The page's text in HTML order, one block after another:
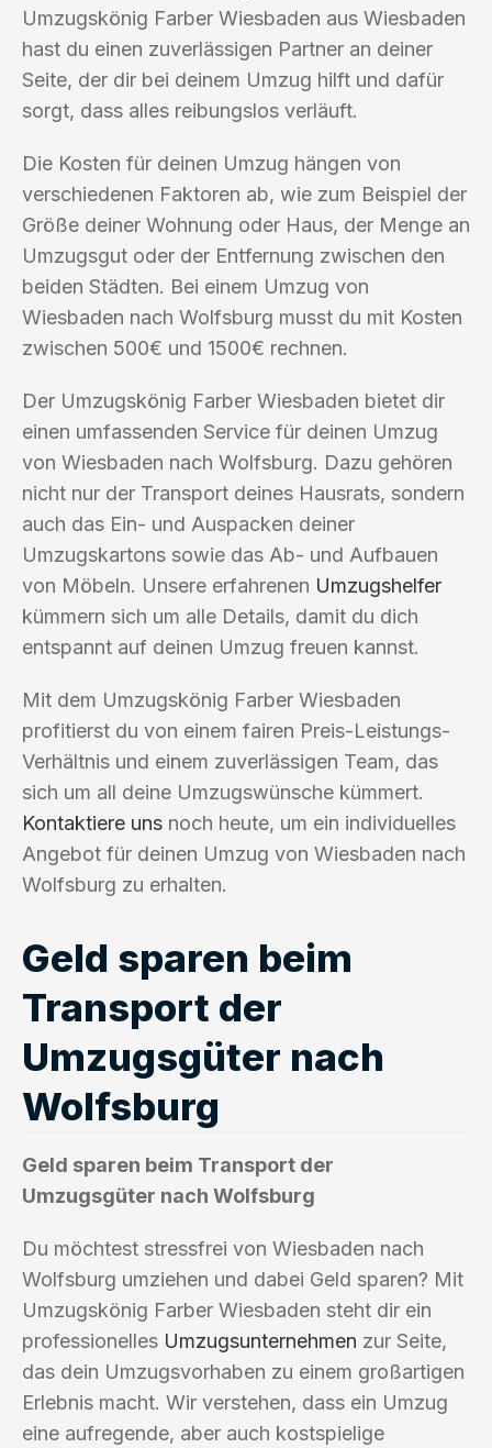
Umzugskönig Farber Wiesbaden aus Wiesbaden
hast du einen zuverlässigen Partner an deiner
Seite, der dir bei deinem Umzug hilft und dafür
sorgt, dass alles reibungslos verläuft.
Die Kosten für deinen Umzug hängen von
verschiedenen Faktoren ab, wie zum Beispiel der
Größe deiner Wohnung oder Haus, der Menge an
Umzugsgut oder der Entfernung zwischen den
beiden Städten. Bei einem Umzug von
Wiesbaden nach Wolfsburg musst du mit Kosten
zwischen 500€ und 1500€ rechnen.
Der Umzugskönig Farber Wiesbaden bietet dir
einen umfassenden Service für deinen Umzug
von Wiesbaden nach Wolfsburg. Dazu gehören
nicht nur der Transport deines Hausrats, sondern
auch das Ein- und Auspacken deiner
Umzugskartons sowie das Ab- und Aufbauen
von Möbeln. Unsere erfahrenen Umzugshelfer
kümmern sich um alle Details, damit du dich
entspannt auf deinen Umzug freuen kannst.
Mit dem Umzugskönig Farber Wiesbaden
profitierst du von einem fairen Preis-Leistungs-
Verhältnis und einem zuverlässigen Team, das
sich um all deine Umzugswünsche kümmert.
Kontaktiere uns noch heute, um ein individuelles
Angebot für deinen Umzug von Wiesbaden nach
Wolfsburg zu erhalten.
Geld sparen beim
Transport der
Umzugsgüter nach
Wolfsburg
Geld sparen beim Transport der
Umzugsgüter nach Wolfsburg
Du möchtest stressfrei von Wiesbaden nach
Wolfsburg umziehen und dabei Geld sparen? Mit
Umzugskönig Farber Wiesbaden steht dir ein
professionelles Umzugsunternehmen zur Seite,
das dein Umzugsvorhaben zu einem großartigen
Erlebnis macht. Wir verstehen, dass ein Umzug
eine aufregende, aber auch kostspielige